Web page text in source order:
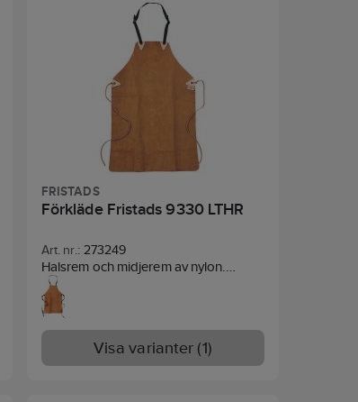
FRISTADS
Förkläde Fristads 9330 LTHR
Art. nr.: 273249
Halsrem och midjerem av nylon.
Material:
Visa varianter (1)